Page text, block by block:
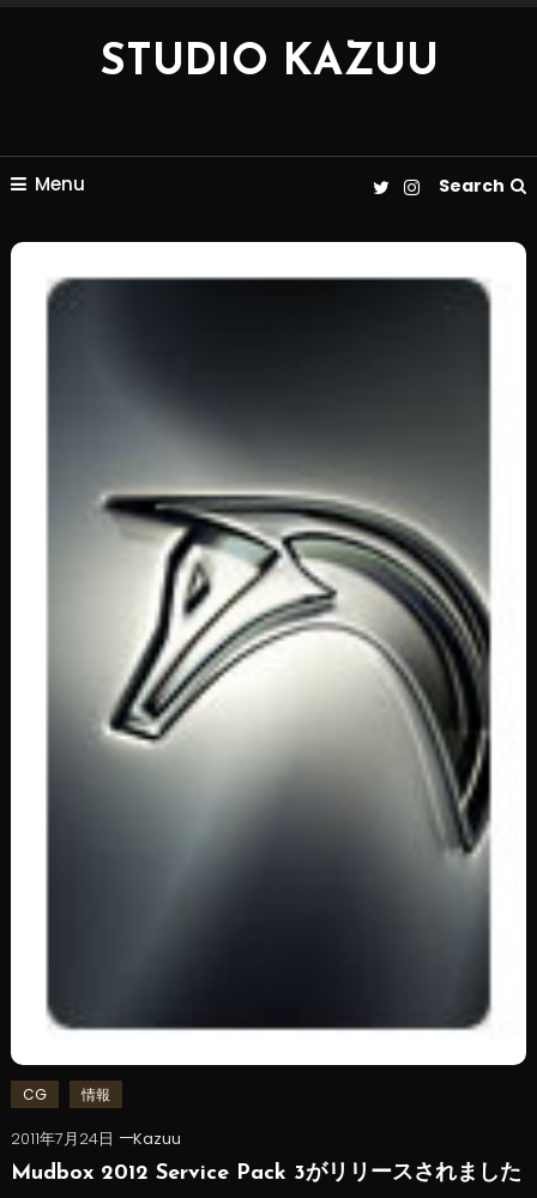
STUDIO KAZUU
Menu Search
CG 情報
2011年7月24日
Kazuu
Mudbox 2012 Service Pack 3がリリースされました